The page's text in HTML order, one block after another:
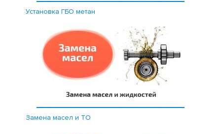
Установка ГБО метан
Замена масел и ТО